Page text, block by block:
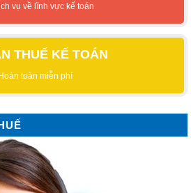
vụ về lĩnh vực kế toán
THUẾ KẾ TOÁN
toàn miễn phí